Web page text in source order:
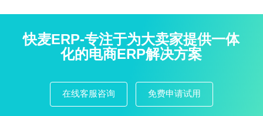
快麦ERP-专注于为大卖家提供一体
化的电商ERP解决方案
在线客服咨询 免费申请试用